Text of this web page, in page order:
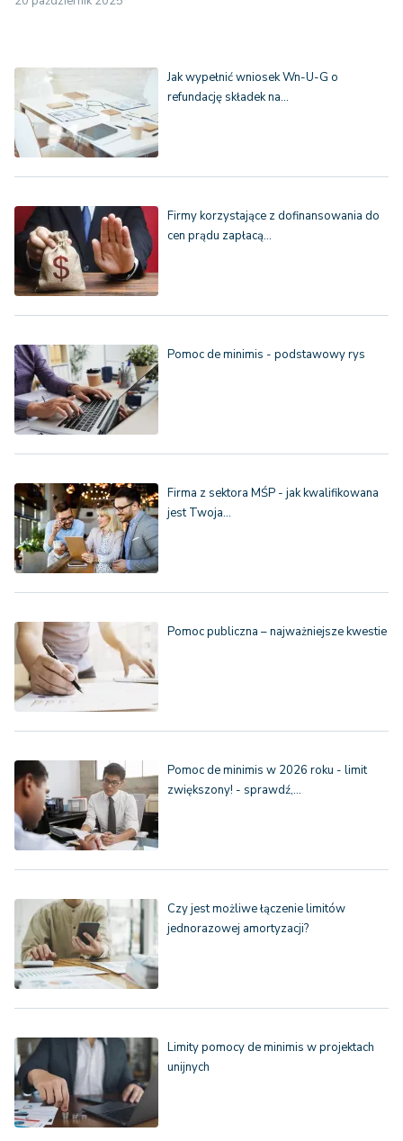
Jak wypełnić wniosek Wn-U-G o
refundację składek na…
Firmy korzystające z dofinansowania do
cen prądu zapłacą…
Pomoc de minimis - podstawowy rys
Firma z sektora MŚP - jak kwalifikowana
jest Twoja…
Pomoc publiczna – najważniejsze kwestie
Pomoc de minimis w 2026 roku - limit
zwiększony! - sprawdź,…
Czy jest możliwe łączenie limitów
jednorazowej amortyzacji?
Limity pomocy de minimis w projektach
unijnych